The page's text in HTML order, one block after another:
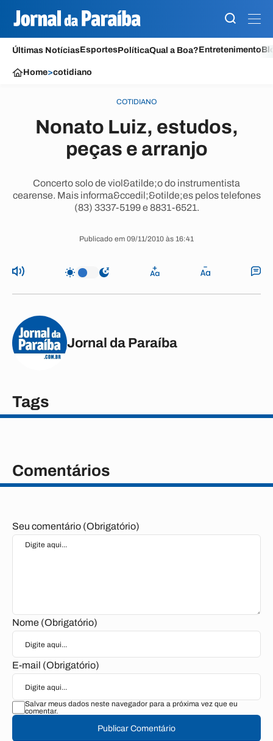
Últimas NotíciasEsportesPolíticaQual a Boa?Entretenimento
Home>cotidiano
COTIDIANO
Nonato Luiz, estudos,
peças e arranjo
Concerto solo de viol&atilde;o do instrumentista
cearense. Mais informa&ccedil;&otilde;es pelos telefones
(83) 3337-5199 e 8831-6521.
Publicado em 09/11/2010 às 16:41
Jornal da Paraíba
Tags
Comentários
Seu comentário (Obrigatório)
Nome (Obrigatório)
E-mail (Obrigatório)
Salvar meus dados neste navegador para a próxima vez que eu
comentar.
Publicar Comentário